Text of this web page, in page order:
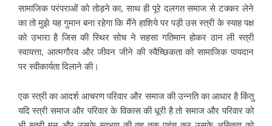
सामाजिक परंपराओं को तोड़ने का, साथ ही पूरे दलगत समाज से टक्कर लेने
का तो मुझे यह गुमान बना रहेगा कि मैंने हाशिये पर पड़ी उस स्त्री के स्याह पक्ष
को उभारा है जिस की स्थिर सोच ने सहसा गतिमान होकर ठान ली स्त्री
स्वायत्ता, आत्मगौरव और जीवन जीने की स्वैच्छिकता को सामाजिक पायदान
पर स्वीकार्यता दिलाने की।
एक स्त्री का आदर्श आचरण परिवार और समाज की उन्नति का आधार है किंतु
यदि स्त्री समाज और परिवार के विकास की धूरी है तो समाज और परिवार को